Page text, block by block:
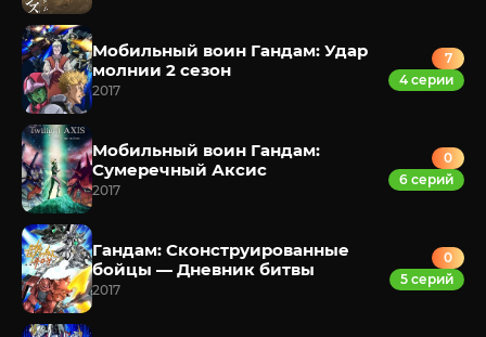
Мобильный воин Гандам: Удар
молнии 2 сезон
2017
7
4 серии
Мобильный воин Гандам:
Сумеречный Аксис
2017
0
6 серий
Гандам: Сконструированные
бойцы — Дневник битвы
2017
0
5 серий